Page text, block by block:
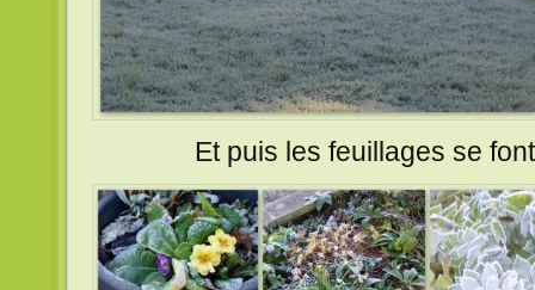
Et puis les feuillages se